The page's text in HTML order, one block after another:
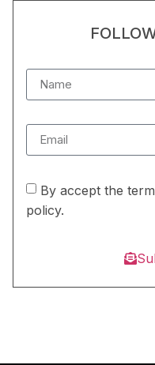
By accept the
policy.